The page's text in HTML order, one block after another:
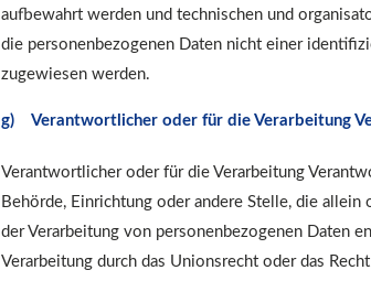
aufbewahrt werden und technischen und
die personenbezogenen Daten nicht einer
zugewiesen werden.
g) Verantwortlicher oder für die Verarbeitung
Verantwortlicher oder für die Verarbeitung
Behörde, Einrichtung oder andere Stelle, die
der Verarbeitung von personenbezogenen Daten
Verarbeitung durch das Unionsrecht oder das